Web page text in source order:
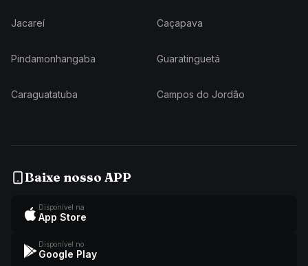
Jacareí Caçapava
Pindamonhangaba Guaratinguetá
Caraguatatuba Campos do Jordão
Baixe nosso APP
Disponível na
App Store
Disponível no
Google Play